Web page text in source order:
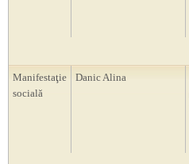
Manifestaţie
socială
Danic Alina